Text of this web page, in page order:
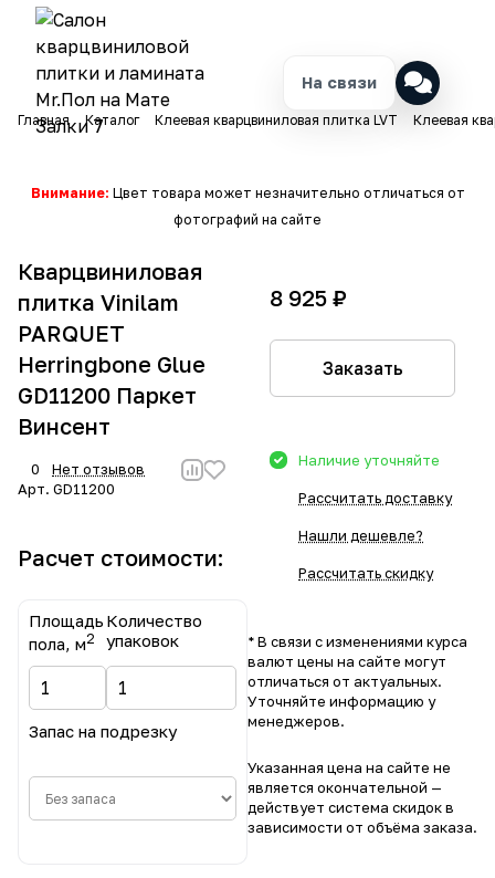
Главная Каталог Клеевая кварцвиниловая плитка LVT Клеевая
Внимание: Цвет товара может незначительно отличаться от
фотографий на сайте
Кварцвиниловая
плитка Vinilam
PARQUET
Herringbone Glue
GD11200 Паркет
Винсент
0
Нет отзывов
Арт. GD11200
Расчет стоимости:
Площадь
пола, м2
Количество
упаковок
Запас на подрезку
8 925 ₽
Заказать
Наличие уточняйте
Рассчитать доставку
Нашли дешевле?
Рассчитать скидку
* В связи с изменениями курса
валют цены на сайте могут
отличаться от актуальных.
Уточняйте информацию у
менеджеров.
Указанная цена на сайте не
является окончательной —
действует система скидок в
зависимости от объёма заказа.
На связи